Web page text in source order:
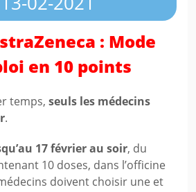
: Mode
en 10 points
temps, seuls les médecins
.
17 février au soir, du
10 doses, dans l’officine
doivent choisir une et